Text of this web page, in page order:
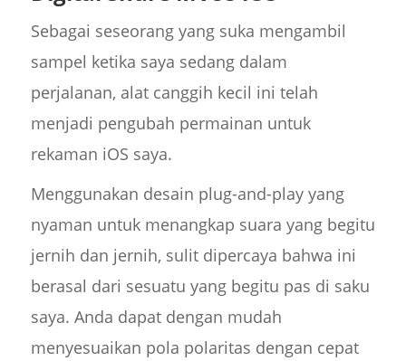
Sebagai seseorang yang suka mengambil
sampel ketika saya sedang dalam
perjalanan, alat canggih kecil ini telah
menjadi pengubah permainan untuk
rekaman iOS saya.
Menggunakan desain plug-and-play yang
nyaman untuk menangkap suara yang begitu
jernih dan jernih, sulit dipercaya bahwa ini
berasal dari sesuatu yang begitu pas di saku
saya. Anda dapat dengan mudah
menyesuaikan pola polaritas dengan cepat